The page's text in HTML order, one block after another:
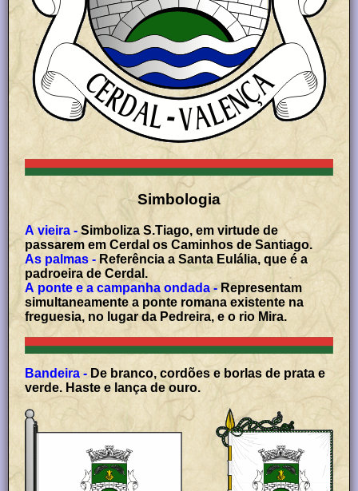
Simbologia
A vieira -Simboliza S.Tiago, em virtude de
passarem em Cerdal os Caminhos de Santiago.
As palmas -Referência a Santa Eulália, que é a
padroeira de Cerdal.
A ponte e a campanha ondada -Representam
simultaneamente a ponte romana existente na
freguesia, no lugar da Pedreira, e o rio Mira.
Bandeira - De branco, cordões e borlas de prata e
verde. Haste e lança de ouro.